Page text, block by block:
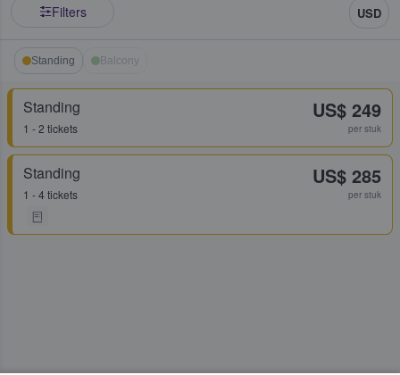
Filters USD
Standing Balcony
Standing
1 - 2 tickets
US$ 249
per stuk
Standing
1 - 4 tickets
US$ 285
per stuk